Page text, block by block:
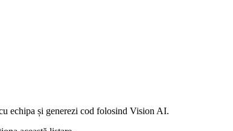
echipa și generezi cod folosind Vision AI.